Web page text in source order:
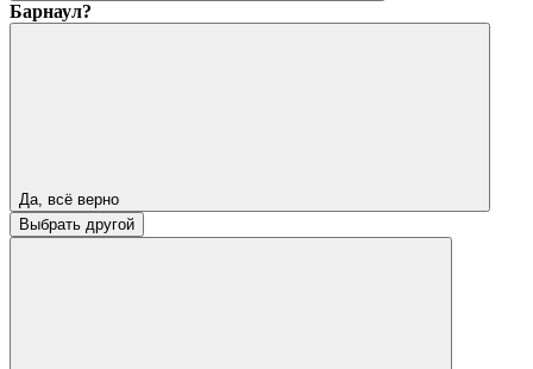
Барнаул?
Да, всё верно
Выбрать другой